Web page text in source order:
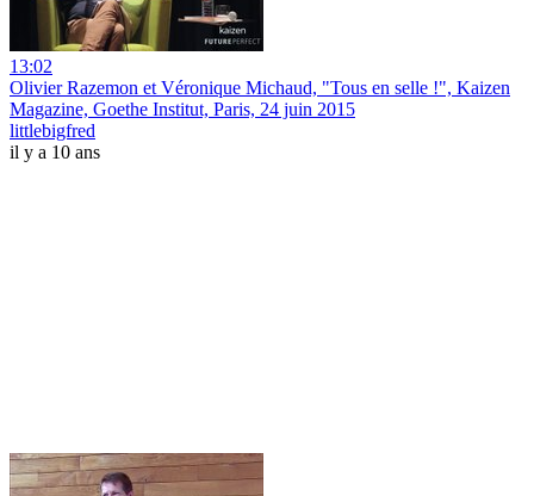
13:02
Olivier Razemon et Véronique Michaud, "Tous en selle !", Kaizen
Magazine, Goethe Institut, Paris, 24 juin 2015
littlebigfred
il y a 10 ans